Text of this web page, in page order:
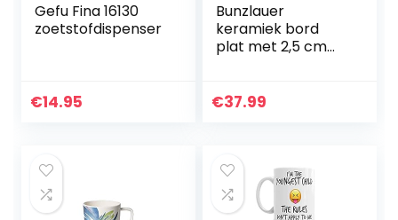
Gefu Fina 16130
zoetstofdispenser
€14.95
Bunzlauer
keramiek bord
plat met 2,5 cm
€37.99